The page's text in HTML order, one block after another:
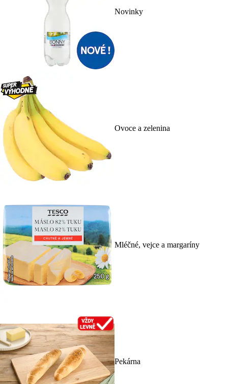
Novinky
Ovoce a zelenina
Mléčné, vejce a margaríny
Pekárna